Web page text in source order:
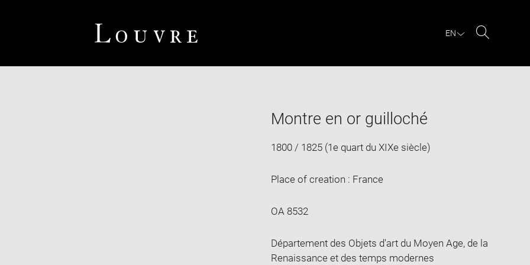
EN
Montre en or guilloché
1800 / 1825 (1e quart du XIXe siècle)
Place of creation : France
OA 8532
Département des Objets d'art du Moyen Age, de la
Renaissance et des temps modernes